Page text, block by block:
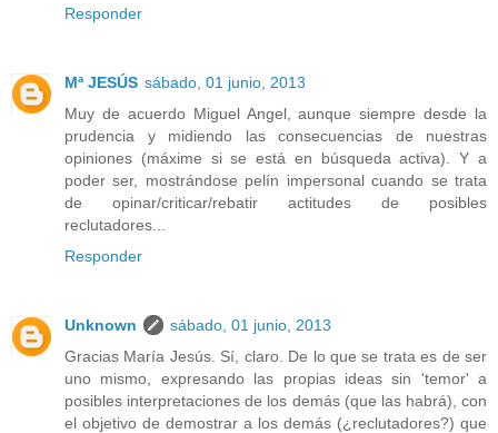
Responder
Mª JESÚS sábado, 01 junio, 2013
Muy de acuerdo Miguel Angel, aunque siempre desde la
prudencia y midiendo las consecuencias de nuestras
opiniones (máxime si se está en búsqueda activa). Y a
poder ser, mostrándose pelín impersonal cuando se trata
de opinar/criticar/rebatir actitudes de posibles
reclutadores...
Responder
Unknown
sábado, 01 junio, 2013
Gracias María Jesús. Sí, claro. De lo que se trata es de ser
uno mismo, expresando las propias ideas sin 'temor' a
posibles interpretaciones de los demás (que las habrá), con
el objetivo de demostrar a los demás (¿reclutadores?) que